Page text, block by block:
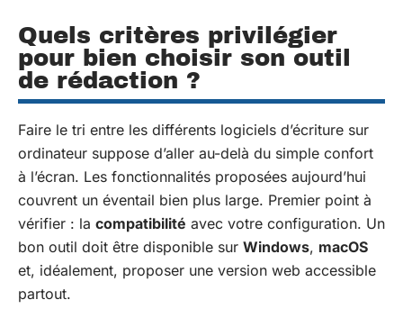
Quels critères privilégier
pour bien choisir son outil
de rédaction ?
Faire le tri entre les différents logiciels d’écriture sur
ordinateur suppose d’aller au-delà du simple confort
à l’écran. Les fonctionnalités proposées aujourd’hui
couvrent un éventail bien plus large. Premier point à
vérifier : la compatibilité avec votre configuration. Un
bon outil doit être disponible sur Windows, macOS
et, idéalement, proposer une version web accessible
partout.